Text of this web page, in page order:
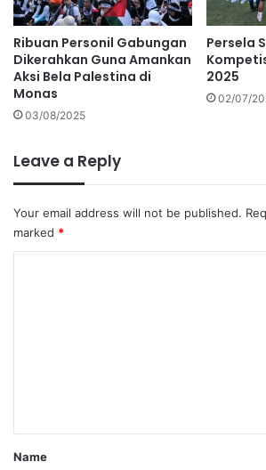
Ribuan Personil Gabungan
Dikerahkan Guna Amankan
Aksi Bela Palestina di
Monas
03/08/2025
Persela
2025
02/07/
Leave a Reply
Your email address will not be published.
marked *
*
Name